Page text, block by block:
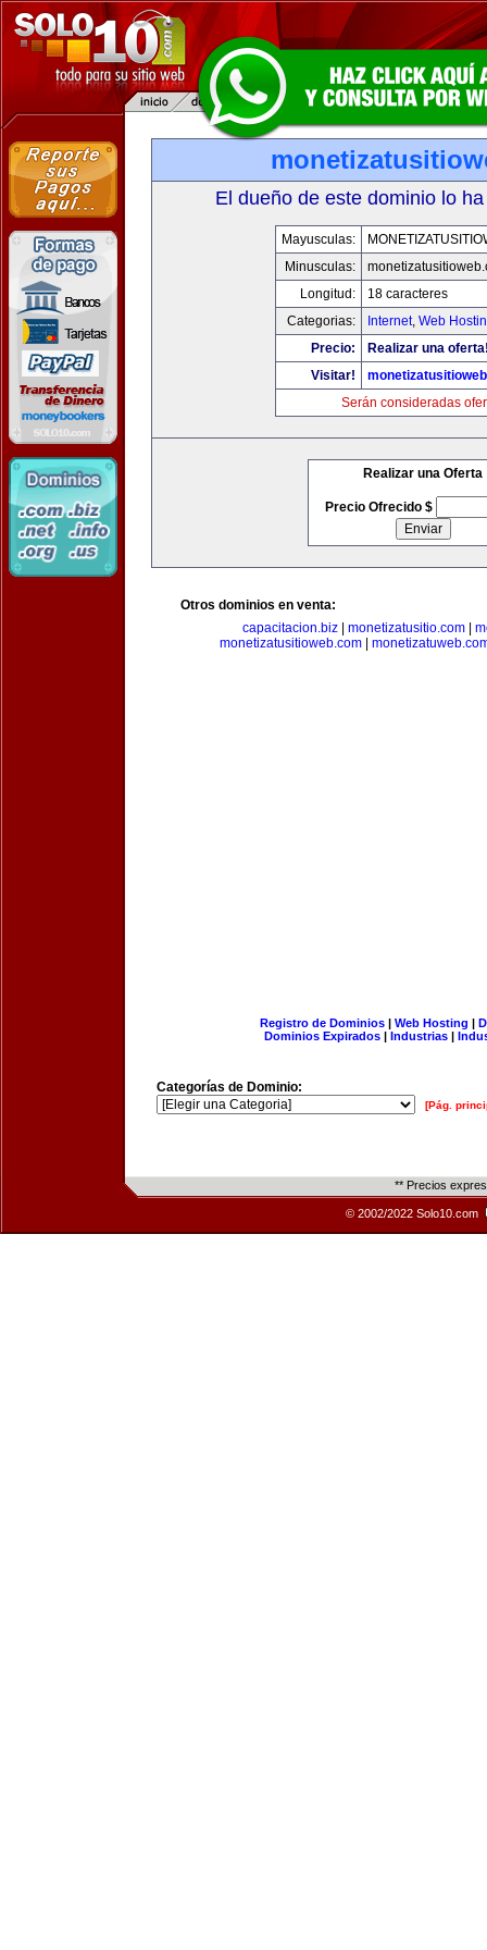
El dueño de este dominio lo
Mayusculas:
Minusculas:
Longitud:
18 caracteres
Categorias:
Internet, Web
Precio:
Realizar una
Visitar!
Serán consideradas
Realizar una Oferta
Precio Ofrecido $
Otros dominios en venta:
capacitacion.biz| monetizatusitio.com|
monetizatusitioweb.com
Registro de Dominios| Web Hosting |
Dominios Expirados | Industrias |
Categorías de Dominio:
[Pág.
** Precios
© 2002/2022 Solo10.com